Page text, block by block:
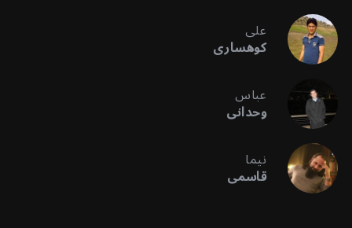
علی
کوهساری
عباس
وحدانی
نیما
قاسمی